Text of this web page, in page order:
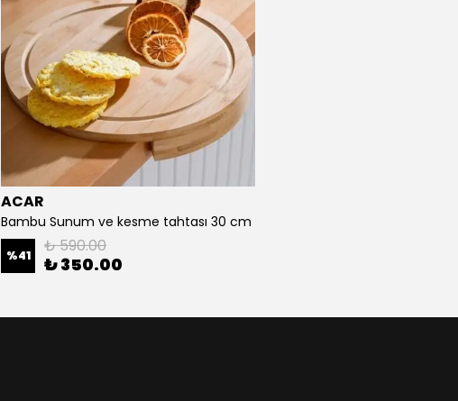
ACAR
Bambu Sunum ve kesme tahtası 30 cm
%41 ₺ 590.00
₺ 350.00